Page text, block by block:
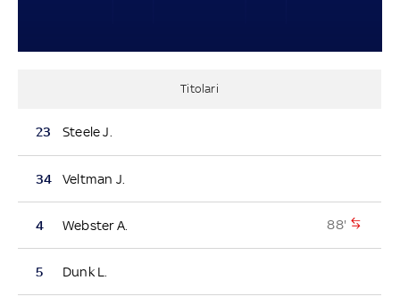
Titolari
23 Steele J.
34 Veltman J.
4 Webster A. 88'
5 Dunk L.